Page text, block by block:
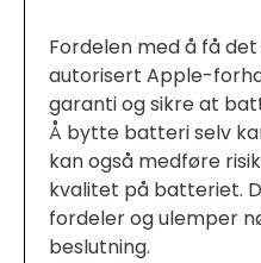
Fordelen med å få
autorisert Apple-
garanti og sikre at
Å bytte batteri selv
kan også medføre
kvalitet på batteriet.
fordeler og ulemper
beslutning.